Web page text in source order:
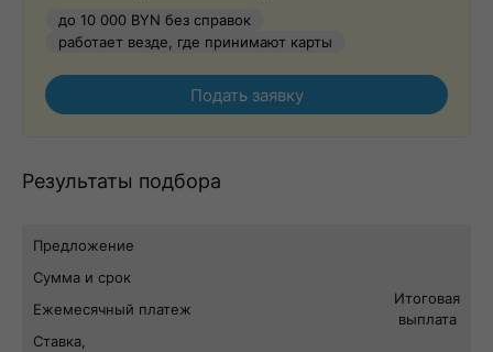
до 10 000 BYN без справок
работает везде, где принимают карты
Подать заявку
Результаты подбора
Предложение
Сумма и срок
Ежемесячный платеж
Ставка,
Итоговая
выплата